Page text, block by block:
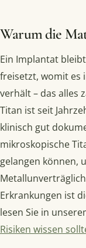
Warum die
Ein Implantat
freisetzt, womit es
verhält – das alles
Titan ist seit
klinisch gut
mikroskopische
gelangen können,
Erkrankungen ist
lesen Sie in
Risiken wissen